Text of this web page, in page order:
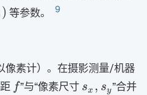
) 等参数。 9
像素计）。在摄影测量/机器
ff”与“像素尺寸 s_x,s_y
sx , sy”合并